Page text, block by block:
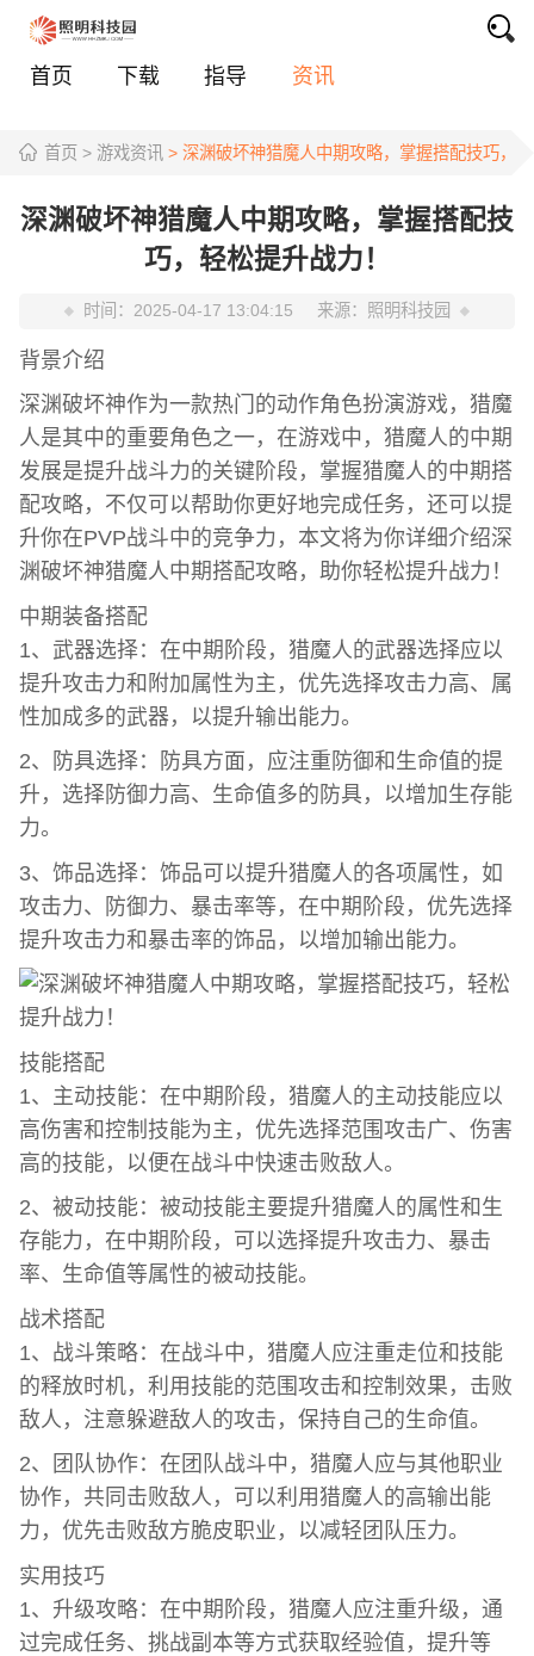
首页 下载 指导 资讯
首页 > 游戏资讯 > 深渊破坏神猎魔人中期攻略，掌握搭配技巧，
深渊破坏神猎魔人中期攻略，掌握搭配技
巧，轻松提升战力！
时间： 2025-04-17 13:04:15 来源： 照明科技园
背景介绍
深渊破坏神作为一款热门的动作角色扮演游戏，猎魔
人是其中的重要角色之一，在游戏中，猎魔人的中期
发展是提升战斗力的关键阶段，掌握猎魔人的中期搭
配攻略，不仅可以帮助你更好地完成任务，还可以提
升你在PVP战斗中的竞争力，本文将为你详细介绍深
渊破坏神猎魔人中期搭配攻略，助你轻松提升战力！
中期装备搭配
1、武器选择：在中期阶段，猎魔人的武器选择应以
提升攻击力和附加属性为主，优先选择攻击力高、属
性加成多的武器，以提升输出能力。
2、防具选择：防具方面，应注重防御和生命值的提
升，选择防御力高、生命值多的防具，以增加生存能
力。
3、饰品选择：饰品可以提升猎魔人的各项属性，如
攻击力、防御力、暴击率等，在中期阶段，优先选择
提升攻击力和暴击率的饰品，以增加输出能力。
技能搭配
1、主动技能：在中期阶段，猎魔人的主动技能应以
高伤害和控制技能为主，优先选择范围攻击广、伤害
高的技能，以便在战斗中快速击败敌人。
2、被动技能：被动技能主要提升猎魔人的属性和生
存能力，在中期阶段，可以选择提升攻击力、暴击
率、生命值等属性的被动技能。
战术搭配
1、战斗策略：在战斗中，猎魔人应注重走位和技能
的释放时机，利用技能的范围攻击和控制效果，击败
敌人，注意躲避敌人的攻击，保持自己的生命值。
2、团队协作：在团队战斗中，猎魔人应与其他职业
协作，共同击败敌人，可以利用猎魔人的高输出能
力，优先击败敌方脆皮职业，以减轻团队压力。
实用技巧
1、升级攻略：在中期阶段，猎魔人应注重升级，通
过完成任务、挑战副本等方式获取经验值，提升等